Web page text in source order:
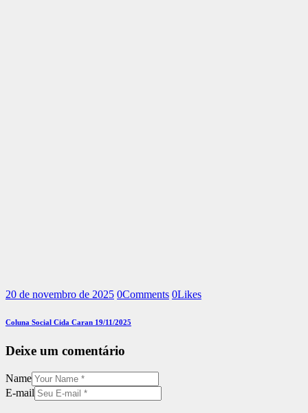
20 de novembro de 2025 0Comments 0Likes
Coluna Social Cida Caran 19/11/2025
Deixe um comentário
Name
E-mail